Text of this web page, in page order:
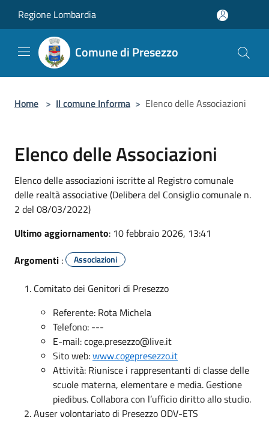
Regione Lombardia
Comune di Presezzo
Home > Il comune Informa > Elenco delle Associazioni
Elenco delle Associazioni
Elenco delle associazioni iscritte al Registro comunale
delle realtà associative (Delibera del Consiglio comunale n.
2 del 08/03/2022)
Ultimo aggiornamento: 10 febbraio 2026, 13:41
Argomenti : Associazioni
Comitato dei Genitori di Presezzo
Referente: Rota Michela
Telefono: ---
E-mail:coge.presezzo@live.it
Sito web:www.cogepresezzo.it
Attività: Riunisce i rappresentanti di classe delle
scuole materna, elementare e media. Gestione
piedibus. Collabora con l’ufficio diritto allo studio.
Auser volontariato di Presezzo ODV-ETS